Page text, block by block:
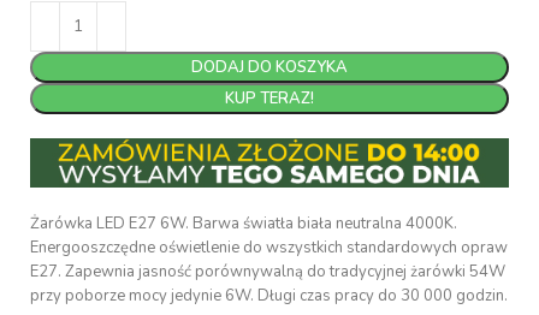
DODAJ DO KOSZYKA
KUP TERAZ!
Żarówka LED E27 6W. Barwa światła biała neutralna 4000K.
Energooszczędne oświetlenie do wszystkich standardowych opraw
E27. Zapewnia jasność porównywalną do tradycyjnej żarówki 54W
przy poborze mocy jedynie 6W. Długi czas pracy do 30 000 godzin.